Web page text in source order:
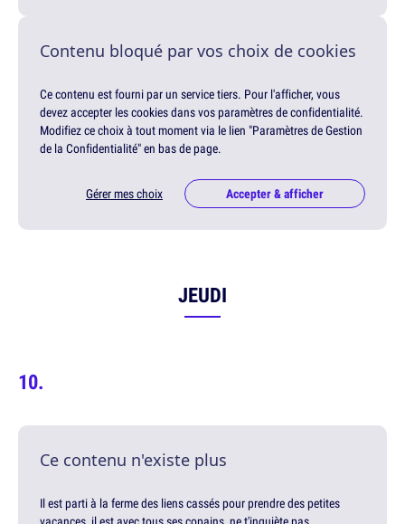
Contenu bloqué par vos choix de cookies
Ce contenu est fourni par un service tiers. Pour l'afficher, vous
devez accepter les cookies dans vos paramètres de confidentialité.
Modifiez ce choix à tout moment via le lien "Paramètres de Gestion
de la Confidentialité" en bas de page.
Gérer mes choix Accepter & afficher
JEUDI
Ce contenu n'existe plus
Il est parti à la ferme des liens cassés pour prendre des petites